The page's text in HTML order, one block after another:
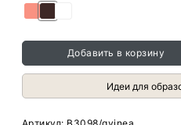
Добавить в корзину
Идеи для